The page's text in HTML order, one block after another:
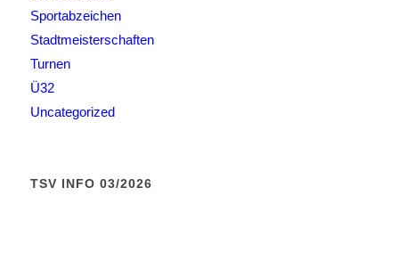
Sportabzeichen
Stadtmeisterschaften
Turnen
Ü32
Uncategorized
TSV INFO 03/2026